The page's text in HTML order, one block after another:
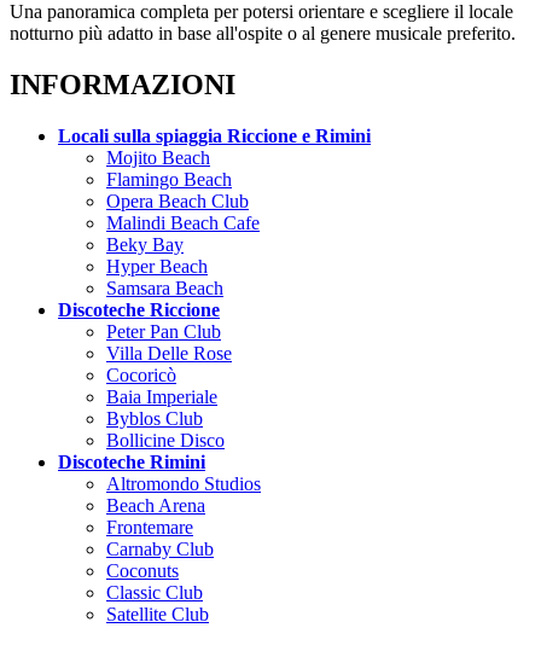
Una panoramica completa per potersi orientare e scegliere il locale
notturno più adatto in base all'ospite o al genere musicale preferito.
INFORMAZIONI
Locali sulla spiaggia Riccione e Rimini
Mojito Beach
Flamingo Beach
Opera Beach Club
Malindi Beach Cafe
Beky Bay
Hyper Beach
Samsara Beach
Discoteche Riccione
Peter Pan Club
Villa Delle Rose
Cocoricò
Baia Imperiale
Byblos Club
Bollicine Disco
Discoteche Rimini
Altromondo Studios
Beach Arena
Frontemare
Carnaby Club
Coconuts
Classic Club
Satellite Club